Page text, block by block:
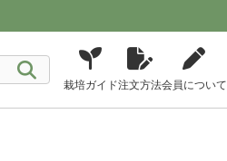
栽培ガイド注文方法会員について